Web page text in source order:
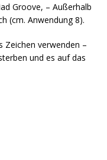
Groove, – Außerhalb
(cm. Anwendung 8).
Zeichen verwenden –
und es auf das